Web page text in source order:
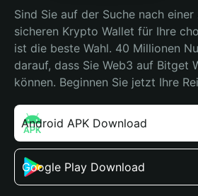
Sind Sie auf der Suche nach
sicheren Krypto Wallet für Ihre
ist die beste Wahl. 40 Millionen
darauf, dass Sie Web3 auf Bitget
können. Beginnen Sie jetzt Ihre
Android APK Download
Google Play Download